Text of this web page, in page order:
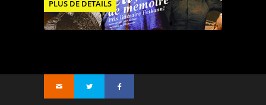
PLUS DE DETAILS